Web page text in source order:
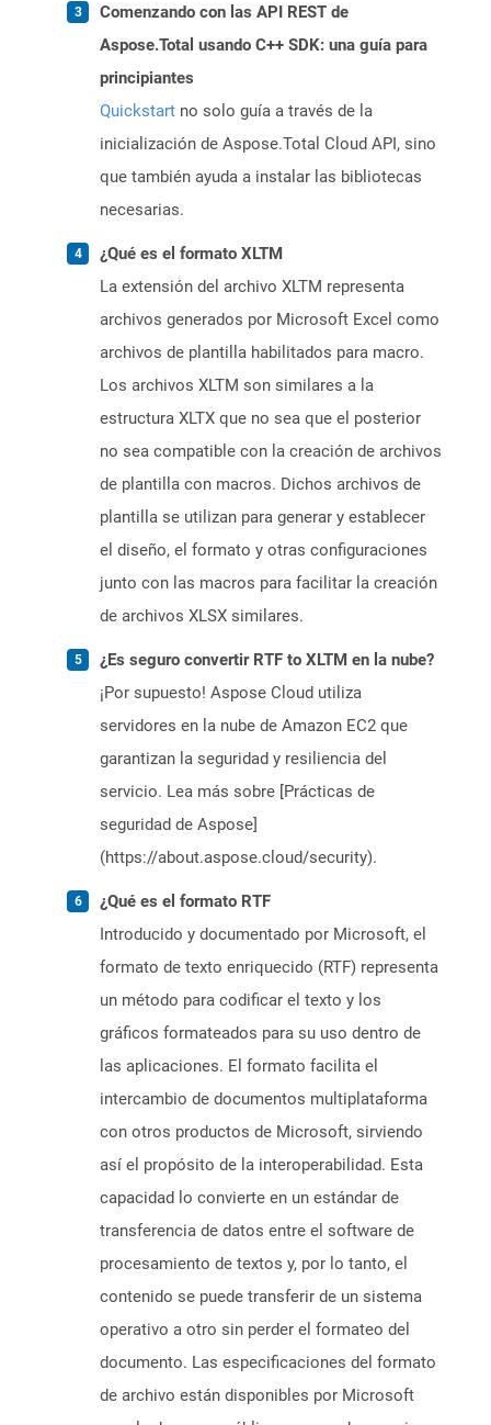
Comenzando con las API REST de
Aspose.Total usando C++ SDK: una guía para
principiantes
Quickstart no solo guía a través de la
inicialización de Aspose.Total Cloud API, sino
que también ayuda a instalar las bibliotecas
necesarias.
¿Qué es el formato XLTM
La extensión del archivo XLTM representa
archivos generados por Microsoft Excel como
archivos de plantilla habilitados para macro.
Los archivos XLTM son similares a la
estructura XLTX que no sea que el posterior
no sea compatible con la creación de archivos
de plantilla con macros. Dichos archivos de
plantilla se utilizan para generar y establecer
el diseño, el formato y otras configuraciones
junto con las macros para facilitar la creación
de archivos XLSX similares.
¿Es seguro convertir RTF to XLTM en la nube?
¡Por supuesto! Aspose Cloud utiliza
servidores en la nube de Amazon EC2 que
garantizan la seguridad y resiliencia del
servicio. Lea más sobre [Prácticas de
seguridad de Aspose]
(https://about.aspose.cloud/security).
¿Qué es el formato RTF
Introducido y documentado por Microsoft, el
formato de texto enriquecido (RTF) representa
un método para codificar el texto y los
gráficos formateados para su uso dentro de
las aplicaciones. El formato facilita el
intercambio de documentos multiplataforma
con otros productos de Microsoft, sirviendo
así el propósito de la interoperabilidad. Esta
capacidad lo convierte en un estándar de
transferencia de datos entre el software de
procesamiento de textos y, por lo tanto, el
contenido se puede transferir de un sistema
operativo a otro sin perder el formateo del
documento. Las especificaciones del formato
de archivo están disponibles por Microsoft